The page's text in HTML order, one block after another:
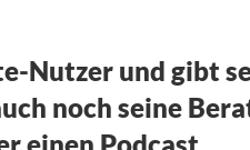
Nutzer und gibt
noch seine
einen Podcast.